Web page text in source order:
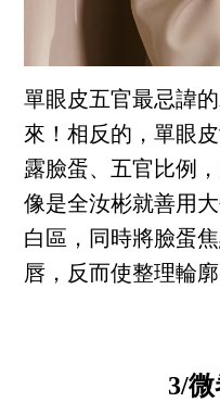
單眼皮五官最忌諱
來！相反的，單眼
露臉蛋、五官比例
像是全汝彬就善用
白區，同時將臉蛋
唇，反而使整理輪廓
3/